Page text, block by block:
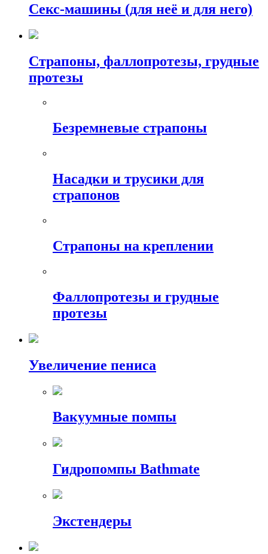
Секс-машины (для неё и для него)
Страпоны, фаллопротезы, грудные
протезы
Безремневые страпоны
Насадки и трусики для
страпонов
Страпоны на креплении
Фаллопротезы и грудные
протезы
Увеличение пениса
Вакуумные помпы
Гидропомпы Bathmate
Экстендеры